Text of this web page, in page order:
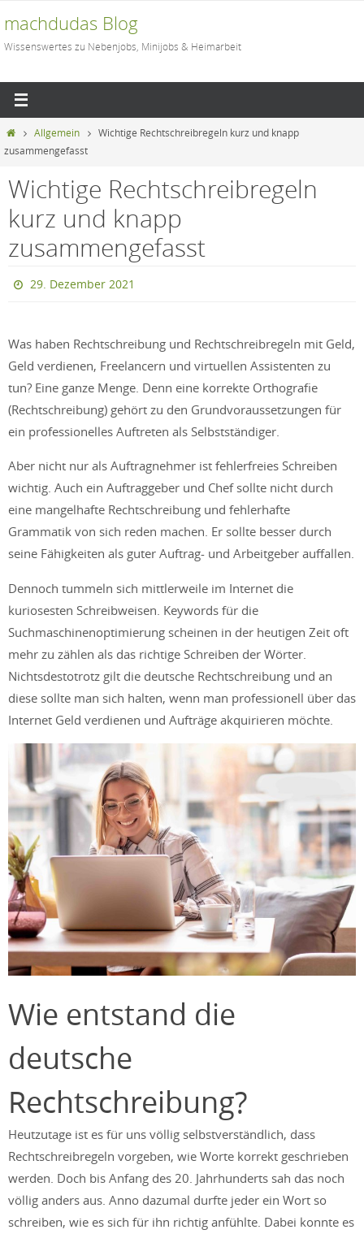
Inhalt
springen
machdudas Blog
Wissenswertes zu Nebenjobs, Minijobs & Heimarbeit
StartAllgemein
Wichtige Rechtschreibregeln kurz und knapp
zusammengefasst
Wichtige Rechtschreibregeln
kurz und knapp
zusammengefasst
29. Dezember 2021
Was haben Rechtschreibung und Rechtschreibregeln mit Geld,
Geld verdienen, Freelancern und virtuellen Assistenten zu
tun? Eine ganze Menge. Denn eine korrekte Orthografie
(Rechtschreibung) gehört zu den Grundvoraussetzungen für
ein professionelles Auftreten als Selbstständiger.
Aber nicht nur als Auftragnehmer ist fehlerfreies Schreiben
wichtig. Auch ein Auftraggeber und Chef sollte nicht durch
eine mangelhafte Rechtschreibung und fehlerhafte
Grammatik von sich reden machen. Er sollte besser durch
seine Fähigkeiten als guter Auftrag- und Arbeitgeber auffallen.
Dennoch tummeln sich mittlerweile im Internet die
kuriosesten Schreibweisen. Keywords für die
Suchmaschinenoptimierung scheinen in der heutigen Zeit oft
mehr zu zählen als das richtige Schreiben der Wörter.
Nichtsdestotrotz gilt die deutsche Rechtschreibung und an
diese sollte man sich halten, wenn man professionell über das
Internet Geld verdienen und Aufträge akquirieren möchte.
Wie entstand die
deutsche
Rechtschreibung?
Heutzutage ist es für uns völlig selbstverständlich, dass
Rechtschreibregeln vorgeben, wie Worte korrekt geschrieben
werden. Doch bis Anfang des 20. Jahrhunderts sah das noch
völlig anders aus. Anno dazumal durfte jeder ein Wort so
schreiben, wie es sich für ihn richtig anfühlte. Dabei konnte es